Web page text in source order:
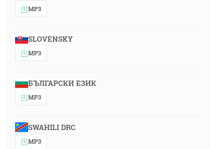
MP3
SLOVENSKY
MP3
БЪЛГАРСКИ ЕЗИК
MP3
SWAHILI DRC
MP3